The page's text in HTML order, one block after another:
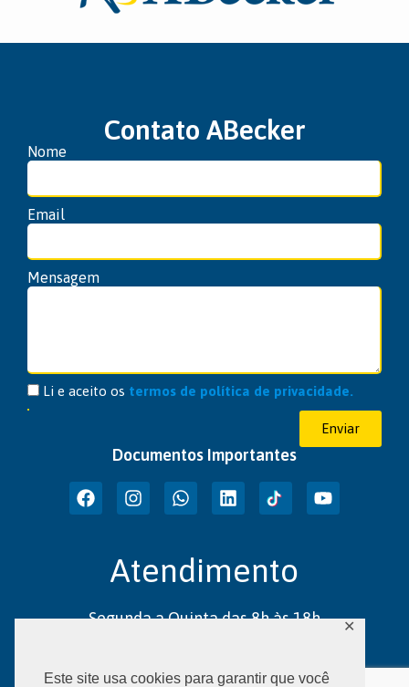
Este site usa cookies para garantir que você
✕
Contato ABecker
Nome
Email
Mensagem
Li e aceito os termos de política de privacidade.
Enviar
Documentos Importantes
Atendimento
Segunda a Quinta das 8h às 18h